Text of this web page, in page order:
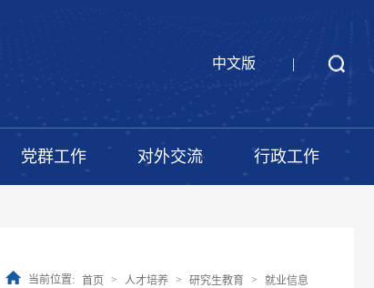
中文版 |
党群工作 对外交流 行政工作
当前位置: 首页 > 人才培养 > 研究生教育 > 就业信息